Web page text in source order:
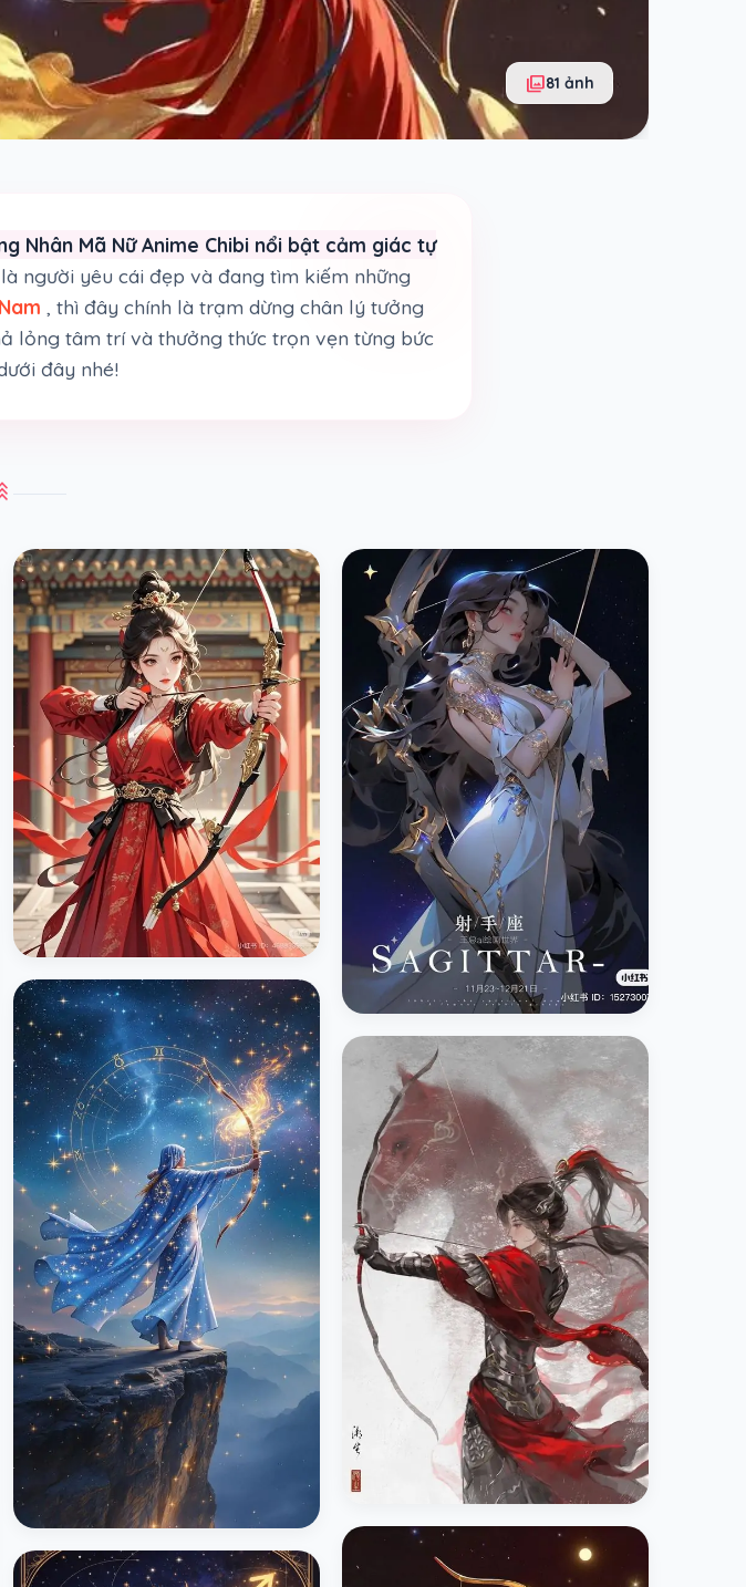
photo_library81 ảnh
Nhân Mã Nữ Anime Chibi nổi bật cảm giác tự
người yêu cái đẹp và đang tìm kiếm những
, thì đây chính là trạm dừng chân lý tưởng
lỏng tâm trí và thưởng thức trọn vẹn từng bức
đây nhé!